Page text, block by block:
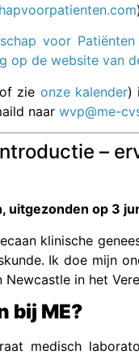
)
voor
op de website van
zie onze kalender)
naar wvp@me-
–
uitgezonden op 3
klinische
Ik doe mijn
in het
bij ME?
medisch